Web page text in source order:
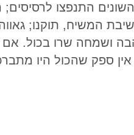
התנפצו
המשיח, תוקנו;
ושמחה שרו בכול. אם
ספק שהכול היו